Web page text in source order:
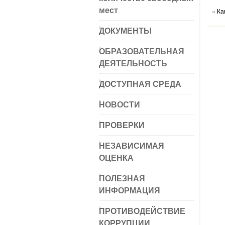
мест
ДОКУМЕНТЫ
ОБРАЗОВАТЕЛЬНАЯ
ДЕЯТЕЛЬНОСТЬ
ДОСТУПНАЯ СРЕДА
НОВОСТИ
ПРОВЕРКИ
НЕЗАВИСИМАЯ
ОЦЕНКА
ПОЛЕЗНАЯ
ИНФОРМАЦИЯ
ПРОТИВОДЕЙСТВИЕ
«